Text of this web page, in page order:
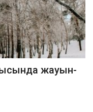
жауын-